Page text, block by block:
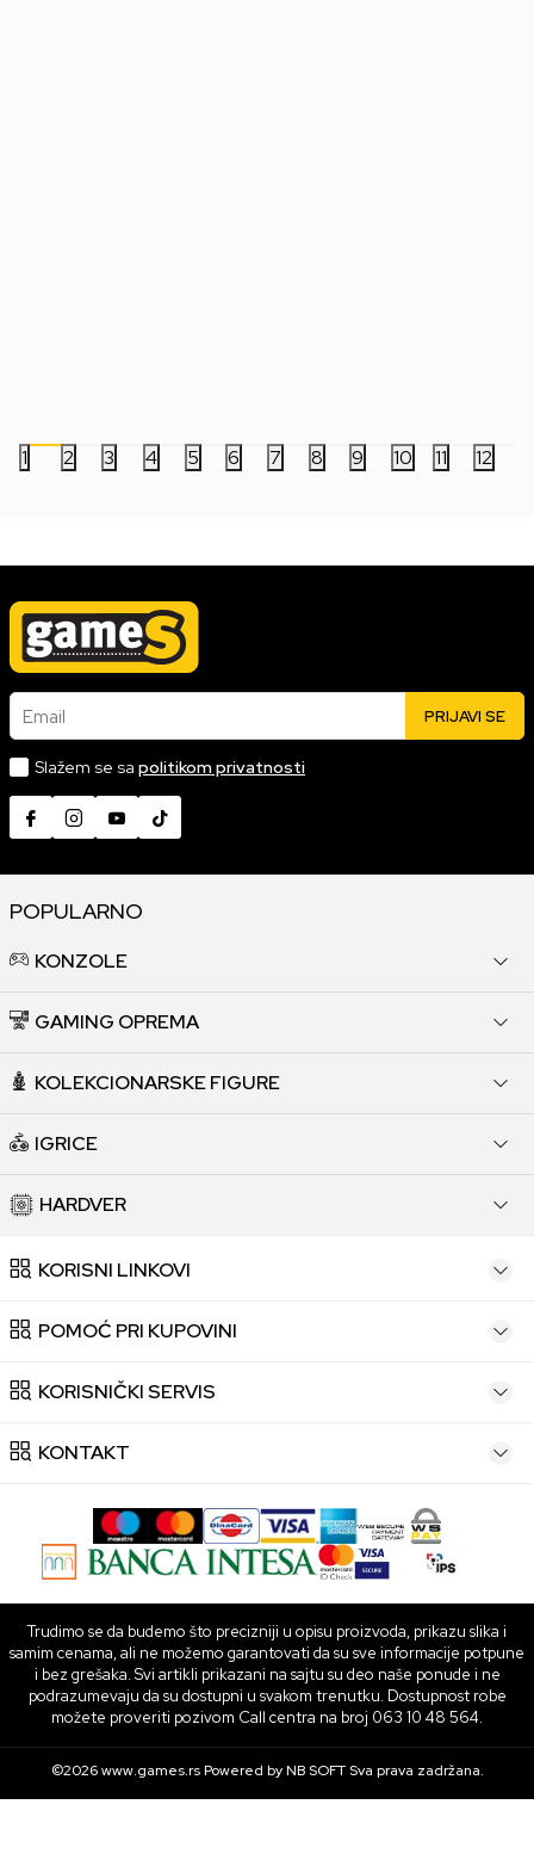
1 2 3 4 5 6 7 8 9 10 11 12
Email PRIJAVI SE
Slažem se sa politikom privatnosti
POPULARNO
KONZOLE
GAMING OPREMA
KOLEKCIONARSKE FIGURE
IGRICE
HARDVER
KORISNI LINKOVI
POMOĆ PRI KUPOVINI
KORISNIČKI SERVIS
KONTAKT
Trudimo se da budemo što precizniji u opisu proizvoda, prikazu slika i
samim cenama, ali ne možemo garantovati da su sve informacije potpune
i bez grešaka. Svi artikli prikazani na sajtu su deo naše ponude i ne
podrazumevaju da su dostupni u svakom trenutku. Dostupnost robe
možete proveriti pozivom Call centra na broj 063 10 48 564.
©2026www.games.rs Powered byNB SOFTSva prava zadržana.